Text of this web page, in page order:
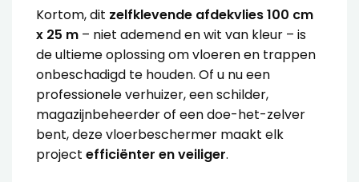
Kortom, dit zelfklevende afdekvlies 100 cm
x 25 m – niet ademend en wit van kleur – is
de ultieme oplossing om vloeren en trappen
onbeschadigd te houden. Of u nu een
professionele verhuizer, een schilder,
magazijnbeheerder of een doe-het-zelver
bent, deze vloerbeschermer maakt elk
project efficiënter en veiliger.